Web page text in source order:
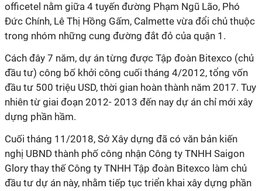
officetel nằm giữa 4 tuyến đường Phạm Ngũ Lão, Phó
Đức Chính, Lê Thị Hồng Gấm, Calmette vừa đổi chủ thuộc
trong nhóm những cung đường đắt đỏ của quận 1.
Cách đây 7 năm, dự án từng được Tập đoàn Bitexco (chủ
đầu tư) công bố khởi công cuối tháng 4/2012, tổng vốn
đầu tư 500 triệu USD, thời gian hoàn thành năm 2017. Tuy
nhiên từ giai đoạn 2012- 2013 đến nay dự án chỉ mới xây
dựng phần hầm.
Cuối tháng 11/2018, Sở Xây dựng đã có văn bản kiến
nghị UBND thành phố công nhận Công ty TNHH Saigon
Glory thay thế Công ty TNHH Tập đoàn Bitexco làm chủ
đầu tư dự án này, nhằm tiếp tục triển khai xây dựng phần